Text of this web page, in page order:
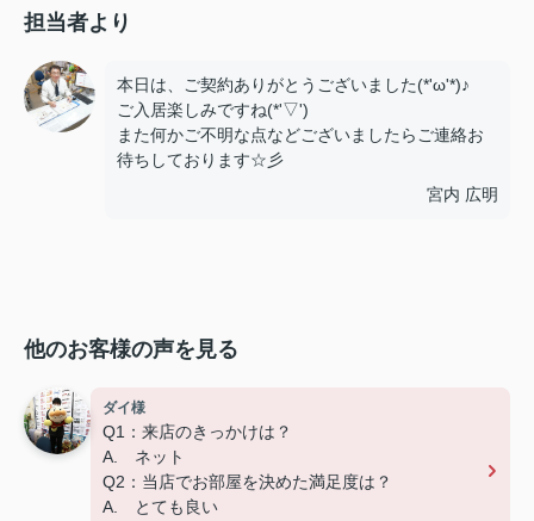
担当者より
本日は、ご契約ありがとうございました(*'ω'*)♪
ご入居楽しみですね(*'▽')
また何かご不明な点などございましたらご連絡お
待ちしております☆彡
宮内 広明
他のお客様の声を見る
ダイ様
Q1：来店のきっかけは？
A. ネット
Q2：当店でお部屋を決めた満足度は？
A. とても良い